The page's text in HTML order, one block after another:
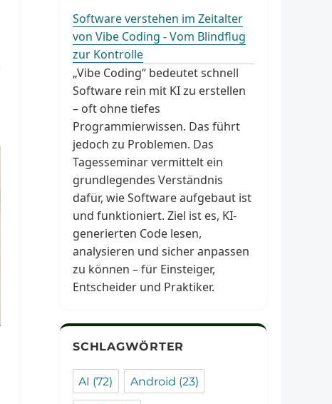
Software verstehen im Zeitalter
von Vibe Coding - Vom Blindflug
zur Kontrolle
„Vibe Coding“ bedeutet schnell
Software rein mit KI zu erstellen
– oft ohne tiefes
Programmierwissen. Das führt
jedoch zu Problemen. Das
Tagesseminar vermittelt ein
grundlegendes Verständnis
dafür, wie Software aufgebaut ist
und funktioniert. Ziel ist es, KI-
generierten Code lesen,
analysieren und sicher anpassen
zu können – für Einsteiger,
Entscheider und Praktiker.
SCHLAGWÖRTER
AI (72) Android (23)